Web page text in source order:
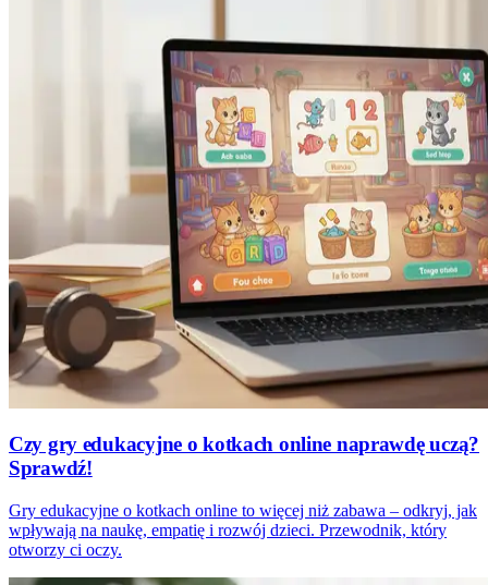
Czy gry edukacyjne o kotkach online naprawdę uczą?
Sprawdź!
Gry edukacyjne o kotkach online to więcej niż zabawa – odkryj, jak
wpływają na naukę, empatię i rozwój dzieci. Przewodnik, który
otworzy ci oczy.